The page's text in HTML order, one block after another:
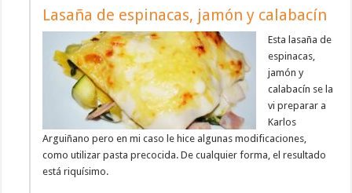
Lasaña de espinacas, jamón y calabacín
Esta lasaña de
espinacas,
jamón y
calabacín se la
vi preparar a
Karlos
Arguiñano pero en mi caso le hice algunas modificaciones,
como utilizar pasta precocida. De cualquier forma, el resultado
está riquísimo.